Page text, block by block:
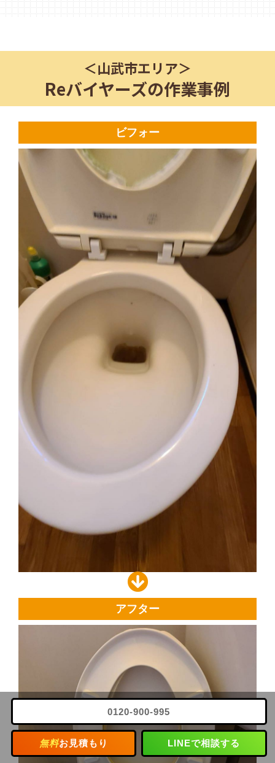
＜山武市エリア＞
Reバイヤーズの作業事例
ビフォー
アフター
0120-900-995
無料お見積もり LINEで相談する